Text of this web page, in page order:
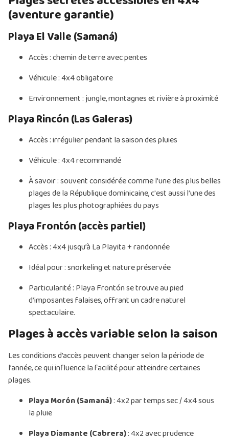
(aventure garantie)
Playa El Valle (Samaná)
Accès : chemin de terre avec pentes
Véhicule : 4x4 obligatoire
Environnement : jungle, montagnes et rivière à proximité
Playa Rincón (Las Galeras)
Accès : irrégulier pendant la saison des pluies
Véhicule : 4x4 recommandé
À savoir : souvent considérée comme l'une des plus belles
plages de la République dominicaine, c'est aussi l’une des
plages les plus photographiées du pays
Playa Frontón (accès partiel)
Accès : 4x4 jusqu’à La Playita + randonnée
Idéal pour : snorkeling et nature préservée
Particularité : Playa Frontón se trouve au pied
d’imposantes falaises, offrant un cadre naturel
spectaculaire.
Plages à accès variable selon la saison
Les conditions d’accès peuvent changer selon la période de
l’année, ce qui influence la facilité pour atteindre certaines
plages.
Playa Morón (Samaná): 4x2 par temps sec / 4x4 sous
la pluie
Playa Diamante (Cabrera): 4x2 avec prudence